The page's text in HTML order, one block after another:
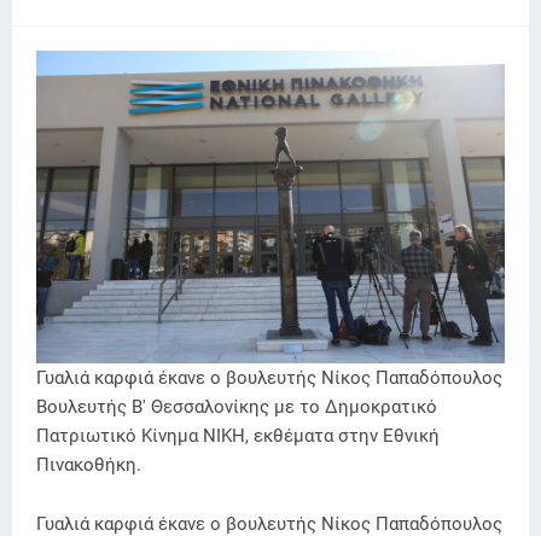
Γυαλιά καρφιά έκανε ο βουλευτής Νίκος Παπαδόπουλος
Βουλευτής Β' Θεσσαλονίκης με το Δημοκρατικό
Πατριωτικό Κίνημα ΝΙΚΗ, εκθέματα στην Εθνική
Πινακοθήκη.
Γυαλιά καρφιά έκανε ο βουλευτής Νίκος Παπαδόπουλος